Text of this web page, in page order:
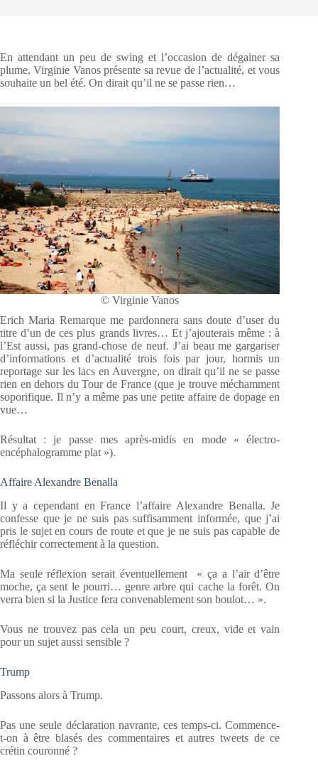
En attendant un peu de swing et l’occasion de dégainer sa
plume, Virginie Vanos présente sa revue de l’actualité, et vous
souhaite un bel été. On dirait qu’il ne se passe rien…
© Virginie Vanos
Erich Maria Remarque me pardonnera sans doute d’user du
titre d’un de ces plus grands livres… Et j’ajouterais même : à
l’Est aussi, pas grand-chose de neuf. J’ai beau me gargariser
d’informations et d’actualité trois fois par jour, hormis un
reportage sur les lacs en Auvergne, on dirait qu’il ne se passe
rien en dehors du Tour de France (que je trouve méchamment
soporifique. Il n’y a même pas une petite affaire de dopage en
vue…
Résultat : je passe mes après-midis en mode « électro-
encéphalogramme plat »).
Affaire Alexandre Benalla
Il y a cependant en France l’affaire Alexandre Benalla. Je
confesse que je ne suis pas suffisamment informée, que j’ai
pris le sujet en cours de route et que je ne suis pas capable de
réfléchir correctement à la question.
Ma seule réflexion serait éventuellement « ça a l’air d’être
moche, ça sent le pourri… genre arbre qui cache la forêt. On
verra bien si la Justice fera convenablement son boulot… ».
Vous ne trouvez pas cela un peu court, creux, vide et vain
pour un sujet aussi sensible ?
Trump
Passons alors à Trump.
Pas une seule déclaration navrante, ces temps-ci. Commence-
t-on à être blasés des commentaires et autres tweets de ce
crétin couronné ?